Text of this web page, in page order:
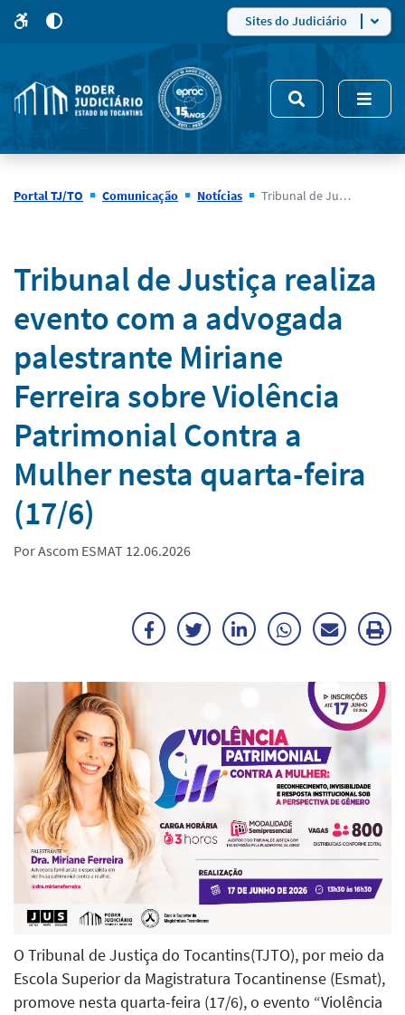
site
5
modo
de
alto
Sites do Judiciário
Portal TJ/TO Comunicação Notícias Tribunal de Justiça realiza evento com a advogada palestrante Miriane Ferreira sobre Violência Patrimonial Contra a Mulher nesta quarta-feira (17/6)
Notícias
Tribunal de Justiça realiza
evento com a advogada
palestrante Miriane
Ferreira sobre Violência
Patrimonial Contra a
Mulher nesta quarta-feira
(17/6)
Por Ascom ESMAT 12.06.2026
FacebookTwitterLinkedInWhatsApp
Enviar
E-
mail
O Tribunal de Justiça do Tocantins(TJTO), por meio da
Escola Superior da Magistratura Tocantinense (Esmat),
promove nesta quarta-feira (17/6), o evento “Violência